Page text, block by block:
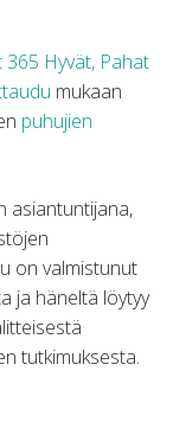
Hyvät, Pahat
mukaan
puhujien
asiantuntijana,
on valmistunut
ja häneltä löytyy
tutkimuksesta.